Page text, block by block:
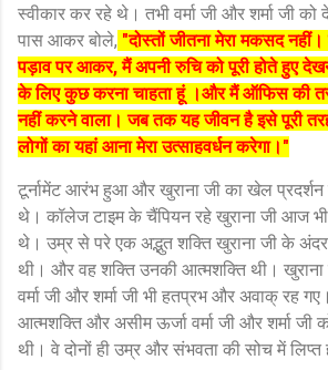
स्वीकार कर रहे थे। तभी वर्मा जी और शर्मा जी
पास आकर बोले, "दोस्तों जीतना मेरा मकसद
पड़ाव पर आकर, मैं अपनी रुचि को पूरी होते हुए
के लिए कुछ करना चाहता हूं ।और मैं ऑफिस की
नहीं करने वाला। जब तक यह जीवन है इसे पूरी
लोगों का यहां आना मेरा उत्साहवर्धन करेगा।"
टूर्नामेंट आरंभ हुआ और खुराना जी का खेल
थे। कॉलेज टाइम के चैंपियन रहे खुराना जी आज भी
थे। उम्र से परे एक अद्भुत शक्ति खुराना जी के अंदर
थी। और वह शक्ति उनकी आत्मशक्ति थी। खुराना
वर्मा जी और शर्मा जी भी हतप्रभ और अवाक् रह
आत्मशक्ति और असीम ऊर्जा वर्मा जी और शर्मा जी
थी। वे दोनों ही उम्र और संभवता की सोच में